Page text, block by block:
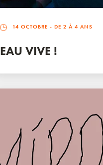
14 OCTOBRE - DE 2 À 4 ANS
EAU VIVE !